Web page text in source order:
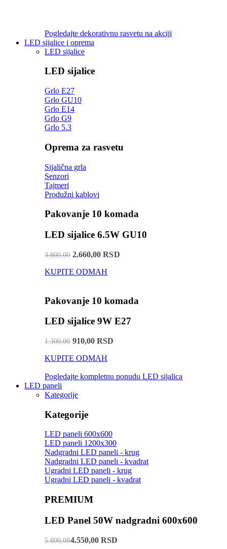
Pogledajte dekorativnu rasvetu na akciji
LED sijalice i oprema
LED sijalice
LED sijalice
Grlo E27
Grlo GU10
Grlo E14
Grlo G9
Grlo 5.3
Oprema za rasvetu
Sijalična grla
Senzori
Tajmeri
Produžni kablovi
Pakovanje 10 komada
LED sijalice 6.5W GU10
3.800,002.660,00 RSD
KUPITE ODMAH
Pakovanje 10 komada
LED sijalice 9W E27
1.300,00910,00 RSD
KUPITE ODMAH
Pogledajte kompletnu ponudu LED sijalica
LED paneli
Kategorije
Kategorije
LED paneli 600x600
LED paneli 1200x300
Nadgradni LED paneli - krug
Nadgradni LED paneli - kvadrat
Ugradni LED paneli - krug
Ugradni LED paneli - kvadrat
PREMIUM
LED Panel 50W nadgradni 600x600
5.800,004.550,00 RSD